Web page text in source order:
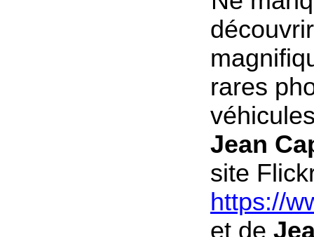
rares
Jean
site
https://
et de